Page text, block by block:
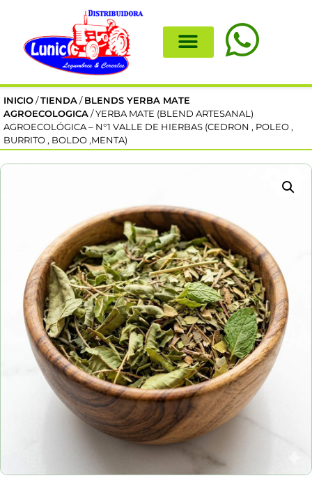
INICIO /TIENDA / BLENDS YERBA MATE
AGROECOLOGICA / YERBA MATE (BLEND ARTESANAL)
AGROECOLÓGICA – N°1 VALLE DE HIERBAS (CEDRON , POLEO ,
BURRITO , BOLDO ,MENTA)